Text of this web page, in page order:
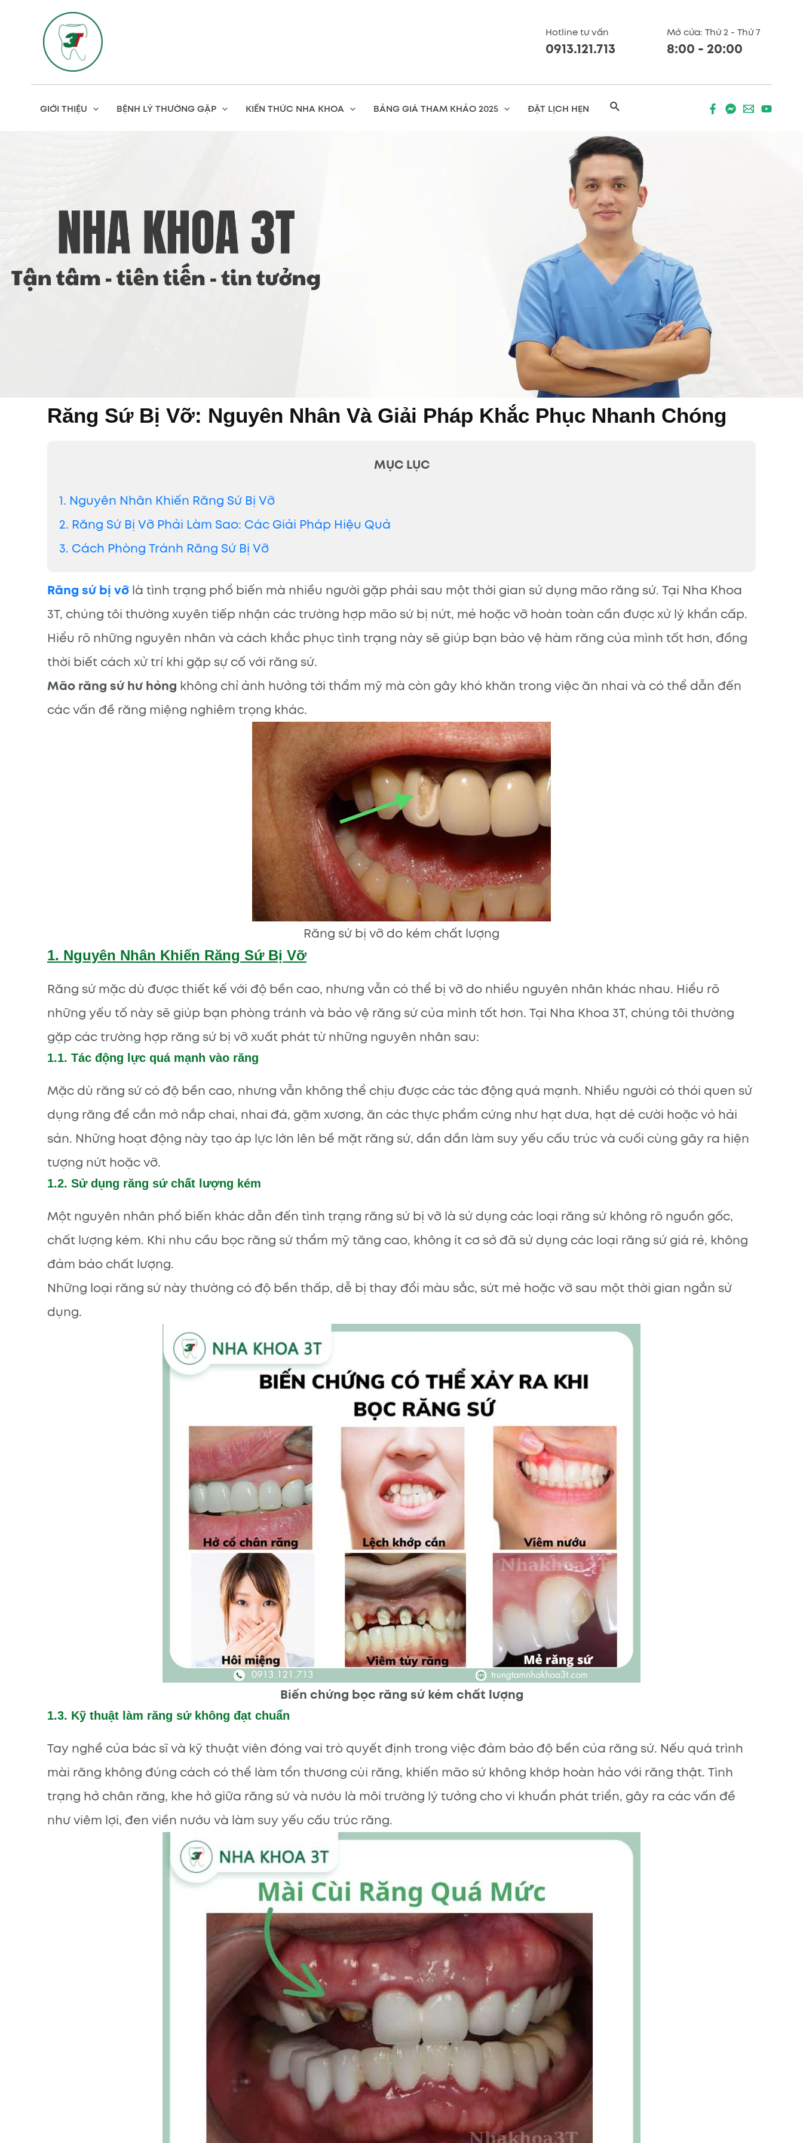
content
Hotline tư vấn
0913.121.713
Mở cửa: Thứ 2 - Thứ 7
8:00 - 20:00
GIỚI THIỆU BỆNH LÝ THƯỜNG GẶP KIẾN THỨC NHA KHOA BẢNG GIÁ THAM KHẢO 2025 ĐẶT LỊCH HẸN Search
Răng Sứ Bị Vỡ: Nguyên Nhân Và Giải Pháp Khắc Phục Nhanh Chóng
MỤC LỤC
1. Nguyên Nhân Khiến Răng Sứ Bị Vỡ
2. Răng Sứ Bị Vỡ Phải Làm Sao: Các Giải Pháp Hiệu Quả
3. Cách Phòng Tránh Răng Sứ Bị Vỡ
Răng sứ bị vỡ là tình trạng phổ biến mà nhiều người gặp phải sau một thời gian sử dụng mão răng sứ. Tại Nha Khoa
3T, chúng tôi thường xuyên tiếp nhận các trường hợp mão sứ bị nứt, mẻ hoặc vỡ hoàn toàn cần được xử lý khẩn cấp.
Hiểu rõ những nguyên nhân và cách khắc phục tình trạng này sẽ giúp bạn bảo vệ hàm răng của mình tốt hơn, đồng
thời biết cách xử trí khi gặp sự cố với răng sứ.
Mão răng sứ hư hỏng không chỉ ảnh hưởng tới thẩm mỹ mà còn gây khó khăn trong việc ăn nhai và có thể dẫn đến
các vấn đề răng miệng nghiêm trọng khác.
Răng sứ bị vỡ do kém chất lượng
1. Nguyên Nhân Khiến Răng Sứ Bị Vỡ
Răng sứ mặc dù được thiết kế với độ bền cao, nhưng vẫn có thể bị vỡ do nhiều nguyên nhân khác nhau. Hiểu rõ
những yếu tố này sẽ giúp bạn phòng tránh và bảo vệ răng sứ của mình tốt hơn. Tại Nha Khoa 3T, chúng tôi thường
gặp các trường hợp răng sứ bị vỡ xuất phát từ những nguyên nhân sau:
1.1. Tác động lực quá mạnh vào răng
Mặc dù răng sứ có độ bền cao, nhưng vẫn không thể chịu được các tác động quá mạnh. Nhiều người có thói quen sử
dụng răng để cắn mở nắp chai, nhai đá, gặm xương, ăn các thực phẩm cứng như hạt dưa, hạt dẻ cười hoặc vỏ hải
sản. Những hoạt động này tạo áp lực lớn lên bề mặt răng sứ, dần dần làm suy yếu cấu trúc và cuối cùng gây ra hiện
tượng nứt hoặc vỡ.
1.2. Sử dụng răng sứ chất lượng kém
Một nguyên nhân phổ biến khác dẫn đến tình trạng răng sứ bị vỡ là sử dụng các loại răng sứ không rõ nguồn gốc,
chất lượng kém. Khi nhu cầu bọc răng sứ thẩm mỹ tăng cao, không ít cơ sở đã sử dụng các loại răng sứ giá rẻ, không
đảm bảo chất lượng.
Những loại răng sứ này thường có độ bền thấp, dễ bị thay đổi màu sắc, sứt mẻ hoặc vỡ sau một thời gian ngắn sử
dụng.
Biến chứng bọc răng sứ kém chất lượng
1.3. Kỹ thuật làm răng sứ không đạt chuẩn
Tay nghề của bác sĩ và kỹ thuật viên đóng vai trò quyết định trong việc đảm bảo độ bền của răng sứ. Nếu quá trình
mài răng không đúng cách có thể làm tổn thương cùi răng, khiến mão sứ không khớp hoàn hảo với răng thật. Tình
trạng hở chân răng, khe hở giữa răng sứ và nướu là môi trường lý tưởng cho vi khuẩn phát triển, gây ra các vấn đề
như viêm lợi, đen viền nướu và làm suy yếu cấu trúc răng.